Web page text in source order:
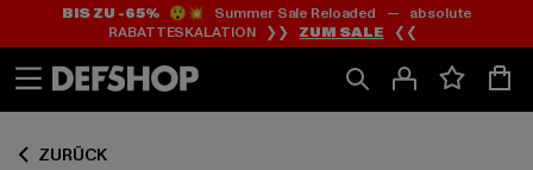
Zum
Inhalt
springen
Zum
Fußzeile
springen
BIS ZU -65%😲💥 Summer Sale Reloaded — absolute
RABATTESKALATION ❯❯ ZUM SALE ❮❮
ZURÜCK
Zum
Produktraster
springen